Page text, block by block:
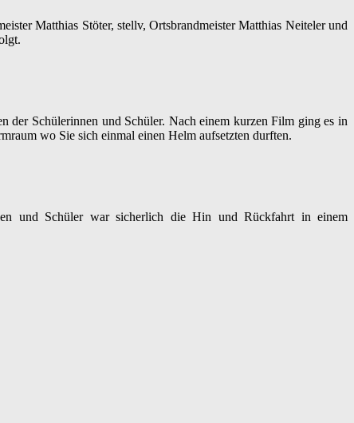
Matthias Stöter, stellv, Ortsbrandmeister Matthias Neiteler und
der Schülerinnen und Schüler. Nach einem kurzen Film ging es in
wo Sie sich einmal einen Helm aufsetzten durften.
und Schüler war sicherlich die Hin und Rückfahrt in einem